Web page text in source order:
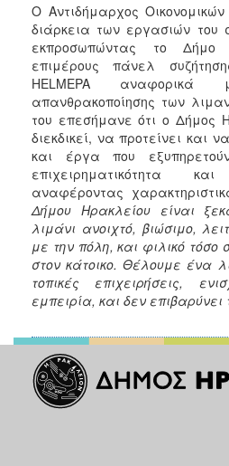
Ο Αντιδήμαρχος
διάρκεια των εργασιών του
εκπροσωπώντας το
επιμέρους πάνελ
HELMEPA
απανθρακοποίησης των
του επεσήμανε ότι ο Δήμος
διεκδικεί, να προτείνει και
και έργα που
επιχειρηματικότητα
αναφέροντας
Δήμου Ηρακλείου είναι
λιμάνι ανοιχτό, βιώσιμο,
με την πόλη, και φιλικό τόσο
στον κάτοικο. Θέλουμε ένα
τοπικές επιχειρήσεις,
εμπειρία, και δεν